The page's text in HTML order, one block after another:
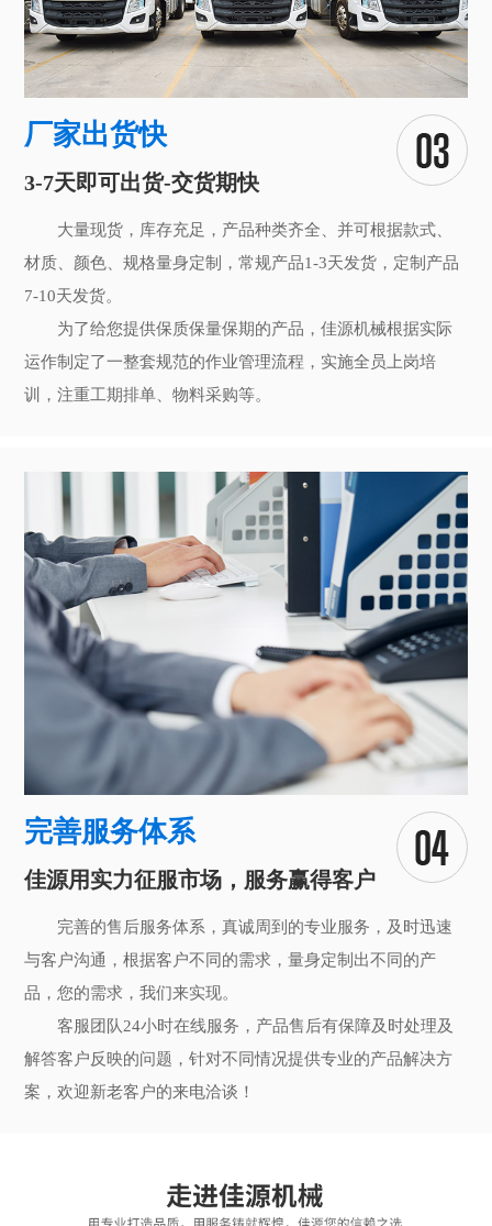
厂家出货快
3-7天即可出货-交货期快
大量现货，库存充足，产品种类齐全、并可根据款式、
材质、颜色、规格量身定制，常规产品1-3天发货，定制产品
7-10天发货。
为了给您提供保质保量保期的产品，佳源机械根据实际
运作制定了一整套规范的作业管理流程，实施全员上岗培
训，注重工期排单、物料采购等。
完善服务体系
佳源用实力征服市场，服务赢得客户
完善的售后服务体系，真诚周到的专业服务，及时迅速
与客户沟通，根据客户不同的需求，量身定制出不同的产
品，您的需求，我们来实现。
客服团队24小时在线服务，产品售后有保障及时处理及
解答客户反映的问题，针对不同情况提供专业的产品解决方
案，欢迎新老客户的来电洽谈！